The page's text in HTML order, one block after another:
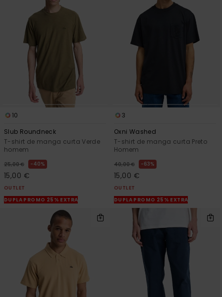
10
Slub Roundneck
T-shirt de manga curta Verde
homem
25,00 € 40%
15,00 €
OUTLET
DUPLA PROMO 25% EXTRA
3
Oxni Washed
T-shirt de manga curta Preto
Homem
40,00 € 63%
15,00 €
OUTLET
DUPLA PROMO 25% EXTRA